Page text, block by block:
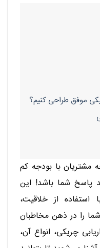
موفق طراحی کنیم؟
مشتریان با بودجه کم
پاسخ شما باشد! این
استفاده از خلاقیت،
شما را در ذهن مخاطبان
چریکی، انواع آن،